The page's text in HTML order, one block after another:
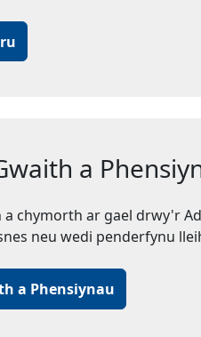
a
chymorth ar gael drwy'r
neu wedi penderfynu
a Phensiynau